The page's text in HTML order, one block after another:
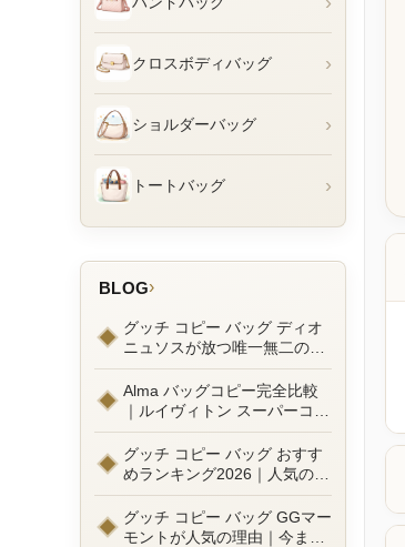
クロスボディバッグ ›
ショルダーバッグ ›
トートバッグ ›
BLOG›
グッチ コピー バッグ ディオ
ニュソスが放つ唯一無二の魅
力とは？新作ラインナップ徹
底ガイドとリアルコーデ例
Alma バッグコピー完全比較
｜ルイヴィトン スーパーコピ
ーで叶えるエレガントな日常
グッチ コピー バッグ おすす
めランキング2026｜人気の
GGマーモントから定番モデ
ルまで徹底比較！コピーバッ
グ通販の選び方
グッチ コピー バッグ GGマー
モントが人気の理由｜今また